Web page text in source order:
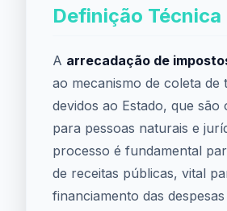
Definição Técnica
A arrecadação de
ao mecanismo de coleta de
devidos ao Estado, que são
para pessoas naturais e
processo é fundamental
de receitas públicas, vital
financiamento das